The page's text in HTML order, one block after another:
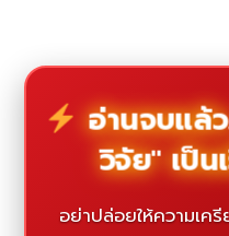
อ่านจบแล้
วิจัย" เป็น
อย่าปล่อยให้ความเค